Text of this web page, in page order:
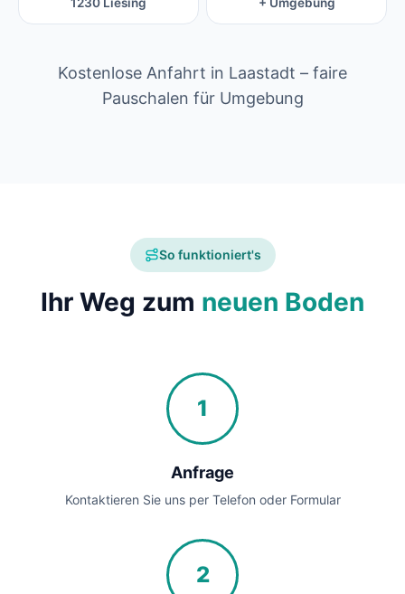
Kostenlose Anfahrt in Laastadt – faire
Pauschalen für Umgebung
So funktioniert's
Ihr Weg zum neuen Boden
1
Anfrage
Kontaktieren Sie uns per Telefon oder Formular
2